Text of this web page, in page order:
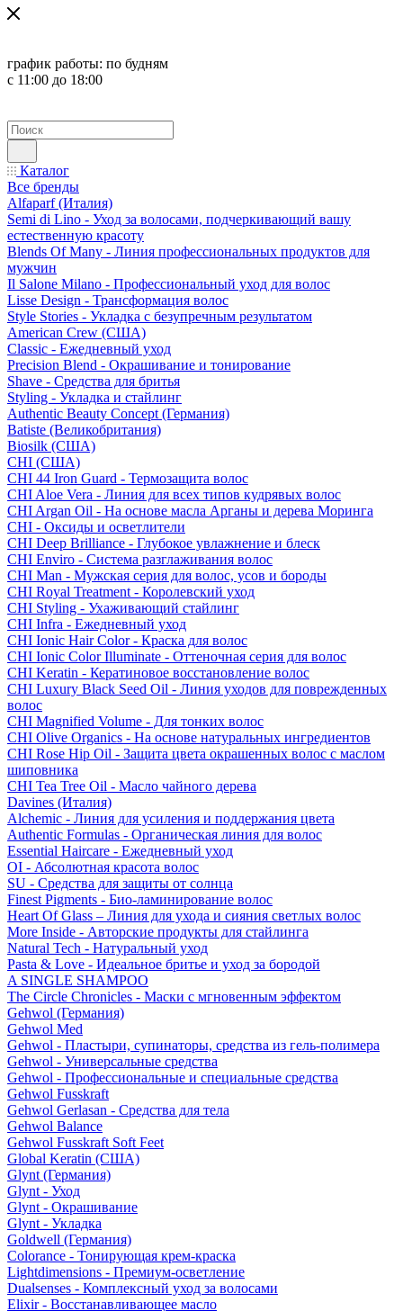
график работы: по будням
с 11:00 до 18:00
Каталог
Все бренды
Alfaparf (Италия)
Semi di Lino - Уход за волосами, подчеркивающий вашу
естественную красоту
Blends Of Many - Линия профессиональных продуктов для
мужчин
Il Salone Milano - Профессиональный уход для волос
Lisse Design - Трансформация волос
Style Stories - Укладка с безупречным результатом
American Crew (США)
Classic - Ежедневный уход
Precision Blend - Окрашивание и тонирование
Shave - Средства для бритья
Styling - Укладка и стайлинг
Authentic Beauty Concept (Германия)
Batiste (Великобритания)
Biosilk (США)
CHI (США)
CHI 44 Iron Guard - Термозащита волос
CHI Aloe Vera - Линия для всех типов кудрявых волос
CHI Argan Oil - На основе масла Арганы и дерева Моринга
CHI - Оксиды и осветлители
CHI Deep Brilliance - Глубокое увлажнение и блеск
CHI Enviro - Система разглаживания волос
CHI Man - Мужская серия для волос, усов и бороды
CHI Royal Treatment - Королевский уход
CHI Styling - Ухаживающий стайлинг
CHI Infra - Ежедневный уход
CHI Ionic Hair Color - Краска для волос
CHI Ionic Color Illuminate - Оттеночная серия для волос
CHI Keratin - Кератиновое восстановление волос
CHI Luxury Black Seed Oil - Линия уходов для поврежденных
волос
CHI Magnified Volume - Для тонких волос
CHI Olive Organics - На основе натуральных ингредиентов
CHI Rose Hip Oil - Защита цвета окрашенных волос с маслом
шиповника
CHI Tea Tree Oil - Масло чайного дерева
Davines (Италия)
Alchemic - Линия для усиления и поддержания цвета
Authentic Formulas - Органическая линия для волос
Essential Haircare - Eжедневный уход
OI - Абсолютная красота волос
SU - Средства для защиты от солнца
Finest Pigments - Био-ламинирование волос
Heart Of Glass – Линия для ухода и сияния светлых волос
More Inside - Авторские продукты для стайлинга
Natural Tech - Натуральный уход
Pasta & Love - Идеальное бритье и уход за бородой
A SINGLE SHAMPOO
The Circle Chronicles - Маски с мгновенным эффектом
Gehwol (Германия)
Gehwol Med
Gehwol - Пластыри, супинаторы, средства из гель-полимера
Gehwol - Универсальные средства
Gehwol - Профессиональные и специальные средства
Gehwol Fusskraft
Gehwol Gerlasan - Средства для тела
Gehwol Balance
Gehwol Fusskraft Soft Feet
Global Keratin (США)
Glynt (Германия)
Glynt - Уход
Glynt - Окрашивание
Glynt - Укладка
Goldwell (Германия)
Colorance - Тонирующая крем-краска
Lightdimensions - Премиум-осветление
Dualsenses - Комплексный уход за волосами
Elixir - Восстанавливающее масло